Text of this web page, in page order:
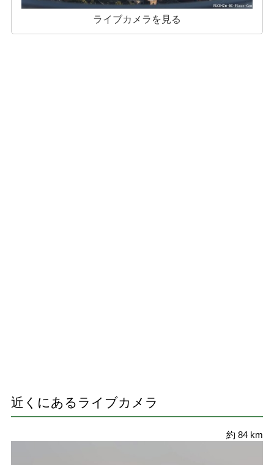
ライブカメラを見る
近くにあるライブカメラ
約 84 km